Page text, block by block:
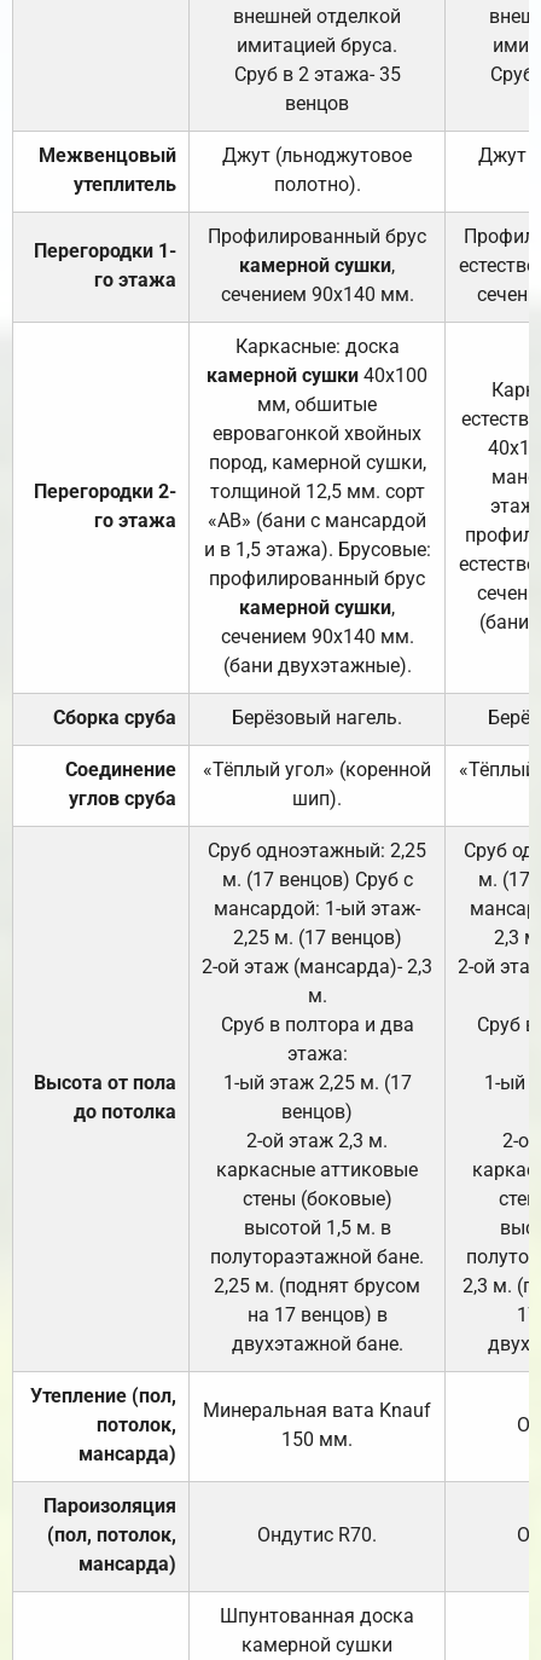
внешней отделкой
имитацией бруса.
Сруб в 2 этажа- 35
венцов
Сруб
Межвенцовый
утеплитель
Джут (льноджутовое
полотно).
Джут
Перегородки 1-
го этажа
Профилированный брус
камерной сушки,
сечением 90х140 мм.
Перегородки 2-
го этажа
Каркасные: доска
камерной сушки 40х100
мм, обшитые
евровагонкой хвойных
пород, камерной сушки,
толщиной 12,5 мм. сорт
«АВ» (бани с мансардой
и в 1,5 этажа). Брусовые:
профилированный брус
камерной сушки,
сечением 90х140 мм.
(бани двухэтажные).
(бани
Сборка сруба Берёзовый нагель.
Соединение
углов сруба
«Тёплый угол» (коренной
шип).
«Тёплый
Высота от пола
до потолка
Сруб одноэтажный: 2,25
м. (17 венцов) Сруб с
мансардой: 1-ый этаж-
2,25 м. (17 венцов)
2-ой этаж (мансарда)- 2,3
м.
Сруб в полтора и два
этажа:
1-ый этаж 2,25 м. (17
венцов)
2-ой этаж 2,3 м.
каркасные аттиковые
стены (боковые)
высотой 1,5 м. в
полутораэтажной бане.
2,25 м. (поднят брусом
на 17 венцов) в
двухэтажной бане.
Сруб
м. (17
2,3
2-ой
Сруб
1-ый
2-
2,3 м.
Утепление (пол,
потолок,
мансарда)
Минеральная вата Knauf
150 мм.
Пароизоляция
(пол, потолок,
мансарда)
Ондутис R70.
Шпунтованная доска
камерной сушки